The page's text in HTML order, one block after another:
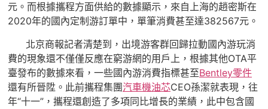
元。而根據攜程方面供給的數據顯示，來自上海的趙密斯在
2020年的國內定制游訂單中，單筆消費甚至達382567元。
北京商報記者清楚到，出境游客群回歸拉動國內游玩消
費的現象還不僅僅反應在窮游網的用戶上，根據其他OTA平
臺發布的數據來看，一些國內游消費指標甚至Bentley零件
還有所晉陞。此前攜程集團汽車機油芯CEO孫潔就表現，往
年“十一”，攜程還創造了多項同比增長的業績，此中包含國